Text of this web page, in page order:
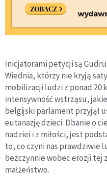
Inicjatorami petycji są
Wiednia, którzy nie kryją
mobilizacji ludzi z ponad 20
intensywność wstrząsu,
belgijski parlament przyjął
eutanazję dzieci. Dbanie o
nadziei i z miłości, jest
to, co czyni nas prawdziwie
bezczynnie wobec erozji tej
małżeństwo.